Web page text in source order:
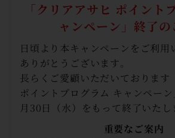
「クリアアサヒ ポイント
ャンペーン」 終了の
日頃より本キャンペーンをご利用
ありがとうございます。
長らくご愛顧いただいております
ポイントプログラム キャンペー
月30日（水）をもって終了いたし
重要なご案内